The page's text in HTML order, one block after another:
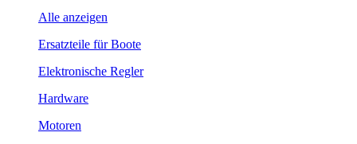
Alle anzeigen
Ersatzteile für Boote
Elektronische Regler
Hardware
Motoren